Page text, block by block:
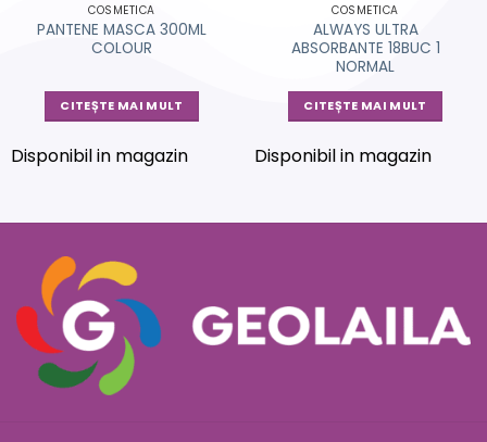
COSMETICA
PANTENE MASCA 300ML
COLOUR
CITEȘTE MAI MULT
Disponibil in magazin
COSMETICA
ALWAYS ULTRA
ABSORBANTE 18BUC 1
NORMAL
CITEȘTE MAI MULT
Disponibil in magazin